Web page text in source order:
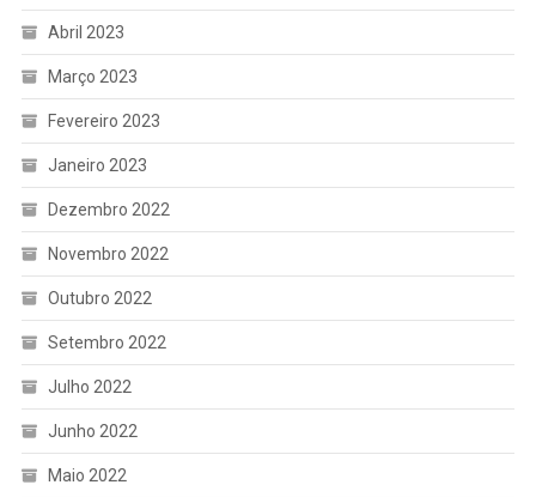
Abril 2023
Março 2023
Fevereiro 2023
Janeiro 2023
Dezembro 2022
Novembro 2022
Outubro 2022
Setembro 2022
Julho 2022
Junho 2022
Maio 2022